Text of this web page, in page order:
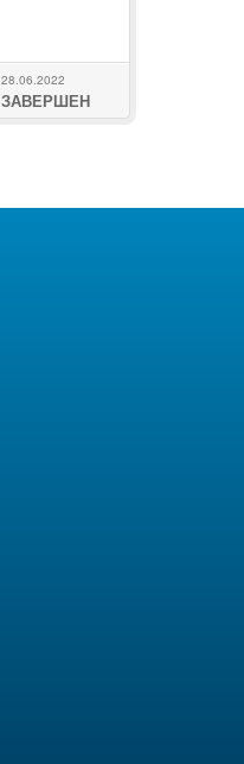
28.06.2022
ЗАВЕРШЕН